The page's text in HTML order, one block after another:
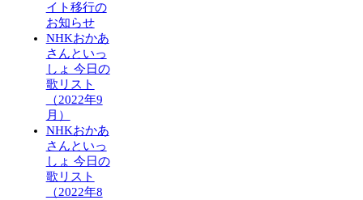
イト移行の
お知らせ
NHKおかあ
さんといっ
しょ 今日の
歌リスト
（2022年9
月）
NHKおかあ
さんといっ
しょ 今日の
歌リスト
（2022年8